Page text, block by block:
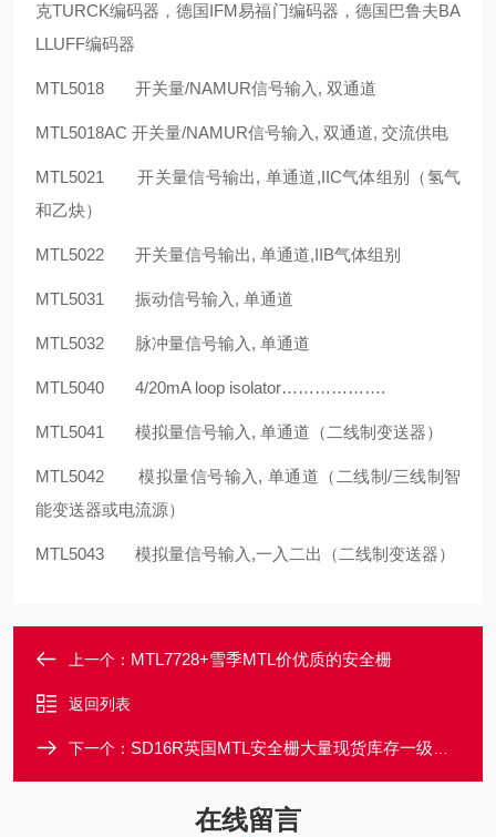
克TURCK编码器，德国IFM易福门编码器，德国巴鲁夫BA
LLUFF编码器
MTL5018 开关量/NAMUR信号输入, 双通道
MTL5018AC 开关量/NAMUR信号输入, 双通道, 交流供电
MTL5021 开关量信号输出, 单通道,IIC气体组别（氢气
和乙炔）
MTL5022 开关量信号输出, 单通道,IIB气体组别
MTL5031 振动信号输入, 单通道
MTL5032 脉冲量信号输入, 单通道
MTL5040 4/20mA loop isolator……………….
MTL5041 模拟量信号输入, 单通道（二线制变送器）
MTL5042 模拟量信号输入, 单通道（二线制/三线制智
能变送器或电流源）
MTL5043 模拟量信号输入,一入二出（二线制变送器）
上一个： MTL7728+雪季MTL价优质的安全栅
返回列表
下一个： SD16R英国MTL安全栅大量现货库存一级代理
在线留言